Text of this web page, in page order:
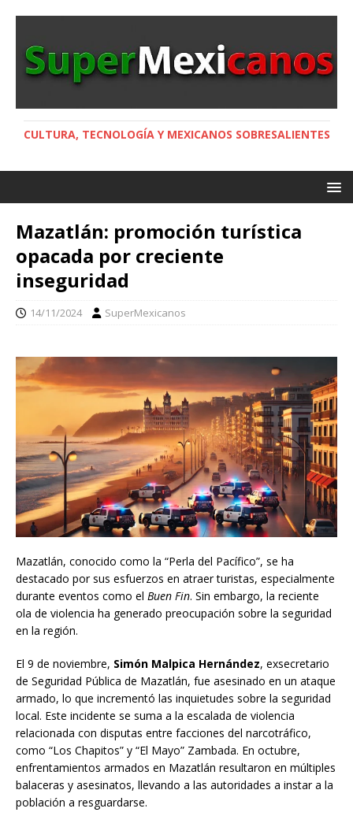
CULTURA, TECNOLOGÍA Y MEXICANOS SOBRESALIENTES
Mazatlán: promoción turística
opacada por creciente
inseguridad
14/11/2024 SuperMexicanos
Mazatlán, conocido como la “Perla del Pacífico”, se ha
destacado por sus esfuerzos en atraer turistas, especialmente
durante eventos como el Buen Fin. Sin embargo, la reciente
ola de violencia ha generado preocupación sobre la seguridad
en la región.
El 9 de noviembre, Simón Malpica Hernández, exsecretario
de Seguridad Pública de Mazatlán, fue asesinado en un ataque
armado, lo que incrementó las inquietudes sobre la seguridad
local. Este incidente se suma a la escalada de violencia
relacionada con disputas entre facciones del narcotráfico,
como “Los Chapitos” y “El Mayo” Zambada. En octubre,
enfrentamientos armados en Mazatlán resultaron en múltiples
balaceras y asesinatos, llevando a las autoridades a instar a la
población a resguardarse.